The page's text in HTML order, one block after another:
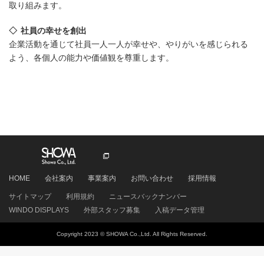
取り組みます。
社員の幸せを創出
企業活動を通じて社員一人一人が幸せや、やりがいを感じられる
よう、各個人の能力や価値観を尊重します。
HOME 会社案内 事業案内 お問い合わせ 採用情報
サイトマップ 利用規約
ニュースバックナンバー
WINDO DISPLAYS
外部スタッフ募集 入稿データ管理
Copyright 2023 © SHOWA Co.,Ltd. All Rights Reserved.